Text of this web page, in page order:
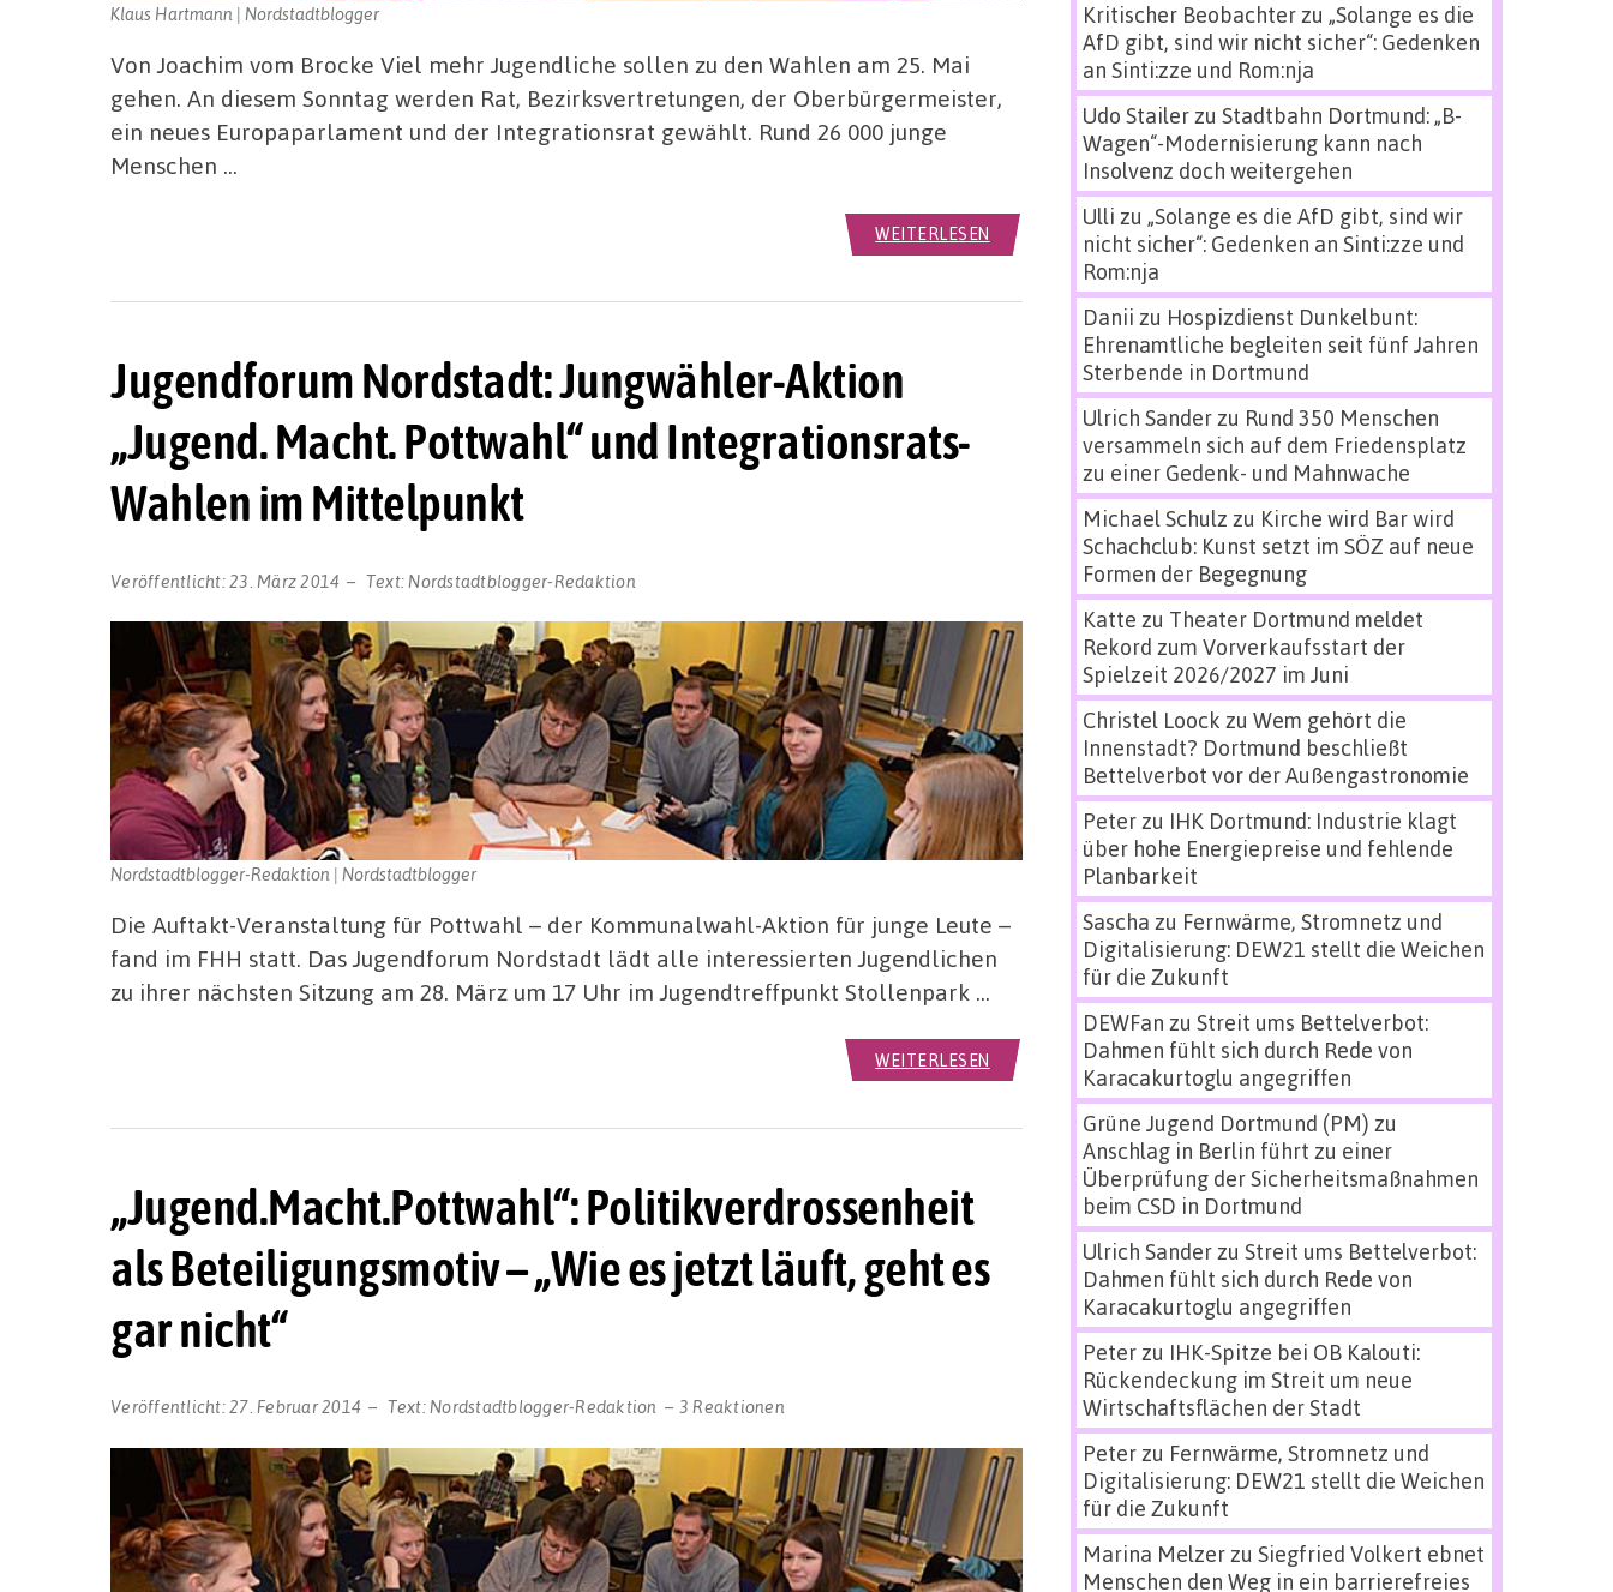
Klaus Hartmann | Nordstadtblogger
Von Joachim vom Brocke Viel mehr Jugendliche sollen zu den Wahlen am 25. Mai
gehen. An diesem Sonntag werden Rat, Bezirksvertretungen, der Oberbürgermeister,
ein neues Europaparlament und der Integrationsrat gewählt. Rund 26 000 junge
Menschen …
WEITERLESEN
Jugendforum Nordstadt: Jungwähler-Aktion
„Jugend. Macht. Pottwahl“ und Integrationsrats-
Wahlen im Mittelpunkt
Veröffentlicht:23. März 2014 Text: Nordstadtblogger-Redaktion
Nordstadtblogger-Redaktion | Nordstadtblogger
Die Auftakt-Veranstaltung für Pottwahl – der Kommunalwahl-Aktion für junge Leute –
fand im FHH statt. Das Jugendforum Nordstadt lädt alle interessierten Jugendlichen
zu ihrer nächsten Sitzung am 28. März um 17 Uhr im Jugendtreffpunkt Stollenpark …
WEITERLESEN
„Jugend.Macht.Pottwahl“: Politikverdrossenheit
als Beteiligungsmotiv – „Wie es jetzt läuft, geht es
gar nicht“
Veröffentlicht:27. Februar 2014 Text: Nordstadtblogger-Redaktion 3 Reaktionen
Kritischer Beobachterzu „Solange es die
AfD gibt, sind wir nicht sicher“: Gedenken
an Sinti:zze und Rom:nja
Udo Stailerzu Stadtbahn Dortmund: „B-
Wagen“-Modernisierung kann nach
Insolvenz doch weitergehen
Ulli zu „Solange es die AfD gibt, sind wir
nicht sicher“: Gedenken an Sinti:zze und
Rom:nja
Danii zu Hospizdienst Dunkelbunt:
Ehrenamtliche begleiten seit fünf Jahren
Sterbende in Dortmund
Ulrich Sanderzu Rund 350 Menschen
versammeln sich auf dem Friedensplatz
zu einer Gedenk- und Mahnwache
Michael Schulz zu Kirche wird Bar wird
Schachclub: Kunst setzt im SÖZ auf neue
Formen der Begegnung
Katte zu Theater Dortmund meldet
Rekord zum Vorverkaufsstart der
Spielzeit 2026/2027 im Juni
Christel Loock zu Wem gehört die
Innenstadt? Dortmund beschließt
Bettelverbot vor der Außengastronomie
Peterzu IHK Dortmund: Industrie klagt
über hohe Energiepreise und fehlende
Planbarkeit
Sascha zu Fernwärme, Stromnetz und
Digitalisierung: DEW21 stellt die Weichen
für die Zukunft
DEWFan zu Streit ums Bettelverbot:
Dahmen fühlt sich durch Rede von
Karacakurtoglu angegriffen
Grüne Jugend Dortmund (PM) zu
Anschlag in Berlin führt zu einer
Überprüfung der Sicherheitsmaßnahmen
beim CSD in Dortmund
Ulrich Sanderzu Streit ums Bettelverbot:
Dahmen fühlt sich durch Rede von
Karacakurtoglu angegriffen
Peterzu IHK-Spitze bei OB Kalouti:
Rückendeckung im Streit um neue
Wirtschaftsflächen der Stadt
Peterzu Fernwärme, Stromnetz und
Digitalisierung: DEW21 stellt die Weichen
für die Zukunft
Marina Melzerzu Siegfried Volkert ebnet
Menschen den Weg in ein barrierefreies